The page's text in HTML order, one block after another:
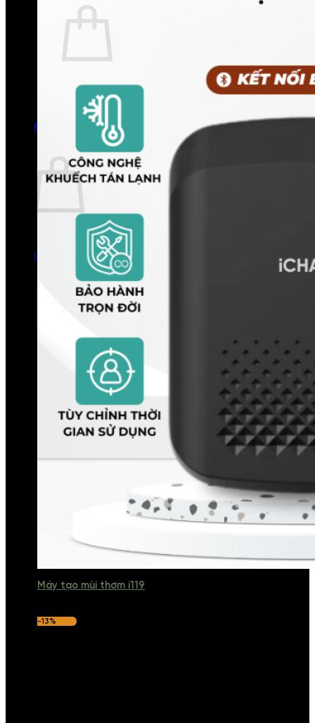
Chưa có sản phẩm trong giỏ hàng.
Quay trở lại cửa hàng
0
Giỏ hàng
Chưa có sản phẩm trong giỏ hàng.
Quay trở lại cửa hàng
Máy tạo mùi thơm i119
-13%